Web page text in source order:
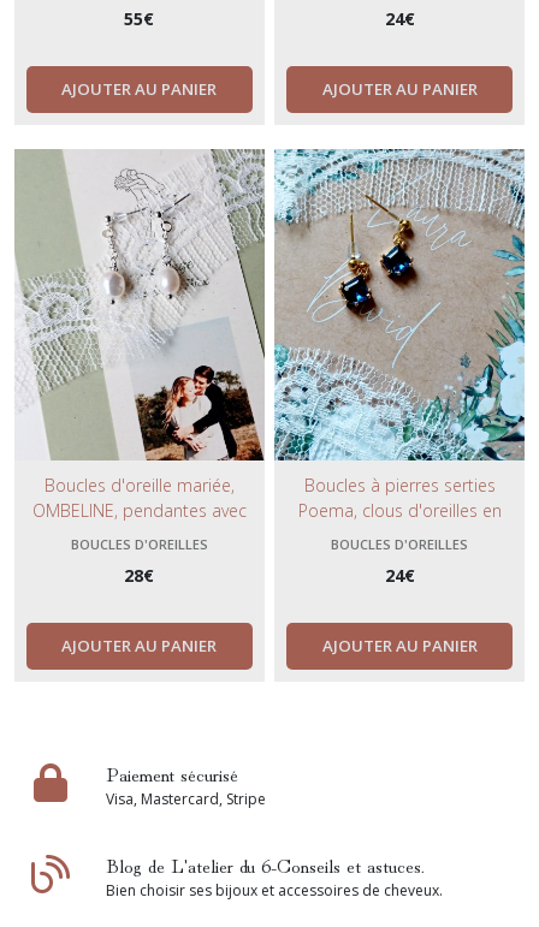
55€
AJOUTER AU PANIER
24€
AJOUTER AU PANIER
Boucles d'oreille mariée,
OMBELINE, pendantes avec
perles d'eau douce.
BOUCLES D'OREILLES
28€
AJOUTER AU PANIER
Boucles à pierres serties
Poema, clous d'oreilles en
laiton doré
BOUCLES D'OREILLES
24€
AJOUTER AU PANIER
Paiement sécurisé
Visa, Mastercard, Stripe
Blog de L'atelier du 6-Conseils et astuces.
Bien choisir ses bijoux et accessoires de cheveux.